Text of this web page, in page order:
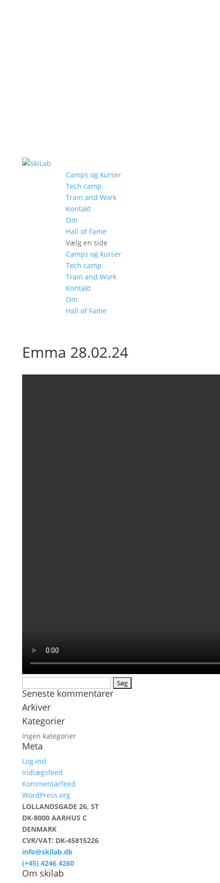
Camps og kurser
Tech camp
Train and Work
Kontakt
Om
Hall of Fame
Vælg en side
Camps og kurser
Tech camp
Train and Work
Kontakt
Om
Hall of Fame
Emma 28.02.24
efter:
Seneste kommentarer
Arkiver
Kategorier
Ingen kategorier
Meta
Log ind
Indlægsfeed
Kommentarfeed
WordPress.org
LOLLANDSGADE 26, ST
DK-8000 AARHUS C
DENMARK
CVR/VAT: DK-45815226
info@skilab.dk
(+45) 4246 4260
Om skilab